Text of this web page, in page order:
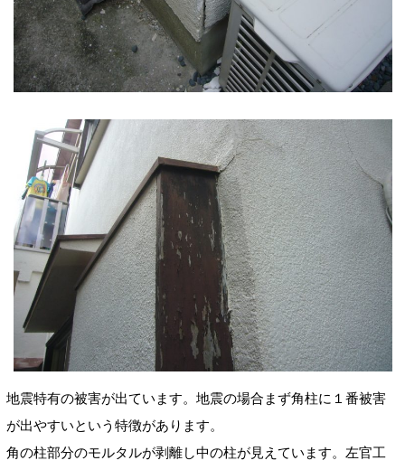
地震特有の被害が出ています。地震の場合まず角柱に１番被害
が出やすいという特徴があります。
角の柱部分のモルタルが剥離し中の柱が見えています。左官工